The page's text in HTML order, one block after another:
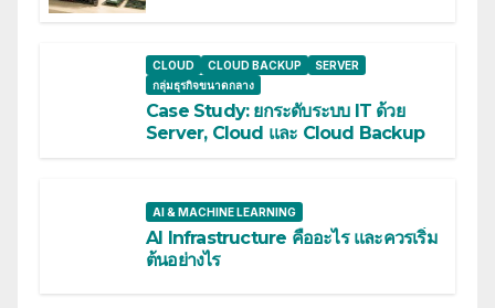
CLOUD CLOUD BACKUP
SERVER
กลุ่มธุรกิจขนาดกลาง
Case Study: ยกระดับระบบ IT ด้วย
Server, Cloud และ Cloud Backup
AI & MACHINE LEARNING
AI Infrastructure คืออะไร และควรเริ่ม
ต้นอย่างไร